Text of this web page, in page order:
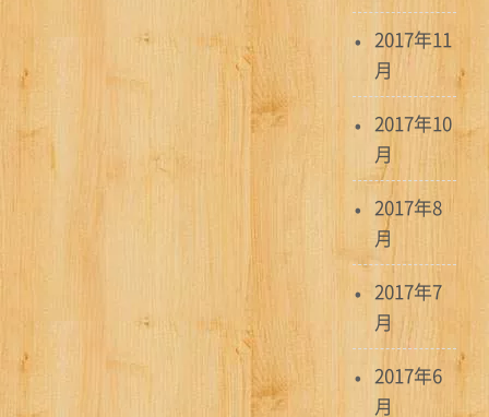
2017年11
月
2017年10
月
2017年8
月
2017年7
月
2017年6
月